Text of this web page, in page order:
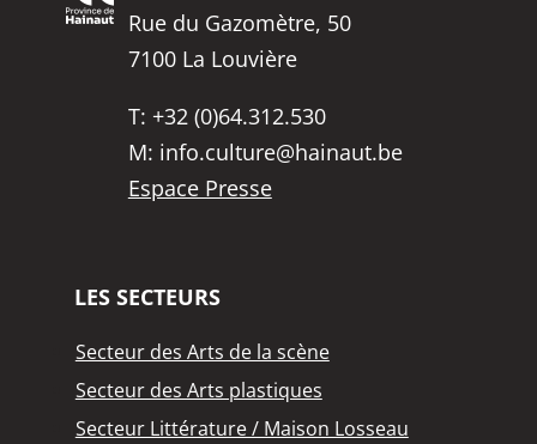
Rue du Gazomètre, 50
7100 La Louvière
T: +32 (0)64.312.530
M: info.culture@hainaut.be
Espace Presse
LES SECTEURS
Secteur des Arts de la scène
Secteur des Arts plastiques
Secteur Littérature / Maison Losseau